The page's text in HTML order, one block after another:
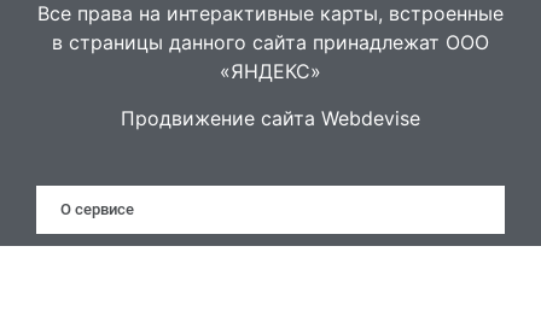
Все права на интерактивные карты, встроенные
в страницы данного сайта принадлежат ООО
«ЯНДЕКС»
Продвижение сайта Webdevise
О сервисе